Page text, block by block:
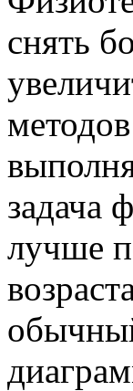
снять
задача
лучше